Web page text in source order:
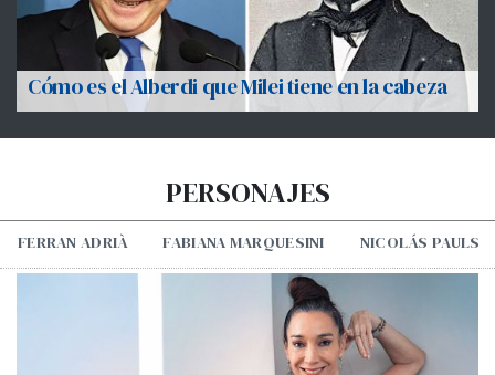
Cómo es el Alberdi que Milei tiene en la cabeza
PERSONAJES
FERRAN ADRIÀ FABIANA MARQUESINI NICOLÁS PAULS